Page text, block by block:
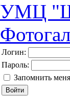
УМЦ
Логин:
Пароль:
Запомнить меня